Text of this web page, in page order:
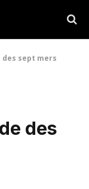
des sept mers
des